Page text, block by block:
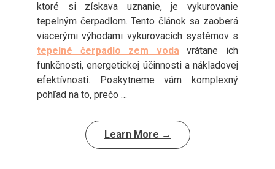
ktoré si získava uznanie, je vykurovanie
tepelným čerpadlom. Tento článok sa zaoberá
viacerými výhodami vykurovacích systémov s
tepelné čerpadlo zem voda vrátane ich
funkčnosti, energetickej účinnosti a nákladovej
efektívnosti. Poskytneme vám komplexný
pohľad na to, prečo …
Learn More →